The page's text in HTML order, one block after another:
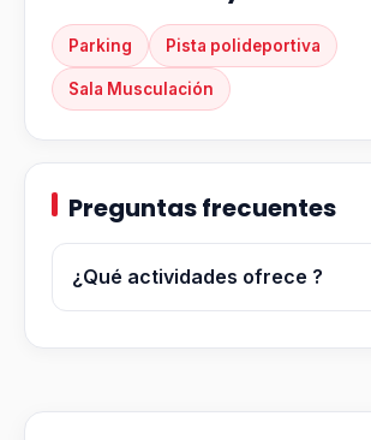
Parking Pista polideportiva
Sala Musculación
Preguntas frecuentes
¿Qué actividades ofrece ?